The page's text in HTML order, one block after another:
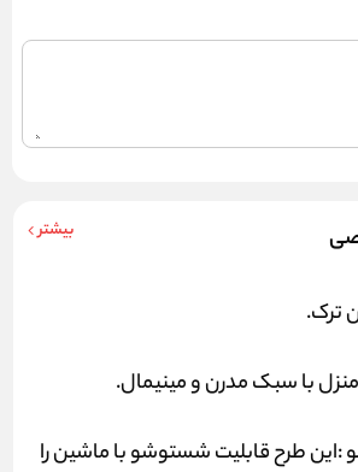
بیشتر
ترک.
با سبک مدرن و مینیمال.
:این طرح قابلیت شستوشو با ماشین را